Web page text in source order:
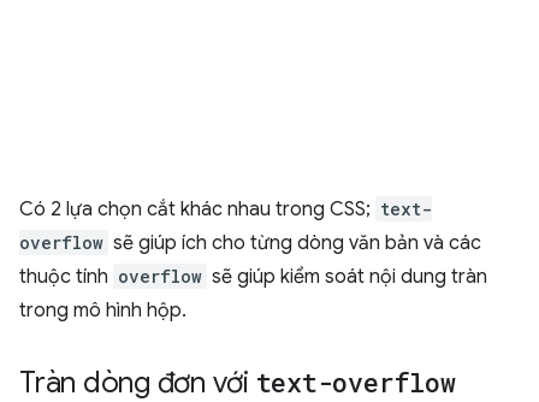
Có 2 lựa chọn cắt khác nhau trong CSS; text-
overflow sẽ giúp ích cho từng dòng văn bản và các
thuộc tính overflow sẽ giúp kiểm soát nội dung tràn
trong mô hình hộp.
Tràn dòng đơn với text-overflow